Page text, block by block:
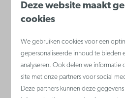
bewonderd te hebben.
Meer
Deze website maakt
cookies
We gebruiken cookies voor een
gepersonaliseerde inhoud te bieden
analyseren. Ook delen we informatie
site met onze partners voor social
Deze partners kunnen deze